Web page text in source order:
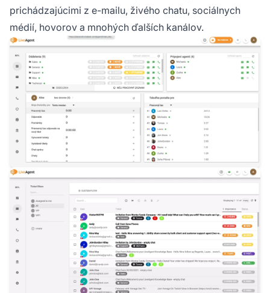
prichádzajúcimi z e-mailu, živého chatu, sociálnych
médií, hovorov a mnohých ďalších kanálov.